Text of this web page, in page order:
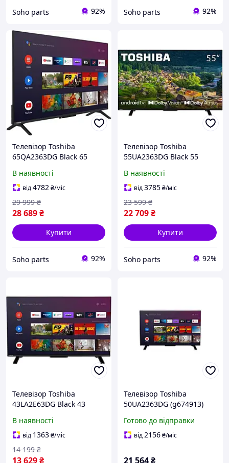
Soho parts 92% Soho parts 92%
Телевізор Toshiba
65QA2363DG Black 65
В наявності
від4782₴/міс
28 689₴
29 999 ₴
Купити
Soho parts 92%
Телевізор Toshiba
55UA2363DG Black 55
В наявності
від3785₴/міс
22 709₴
23 599 ₴
Купити
Soho parts 92%
Телевізор Toshiba
43LA2E63DG Black 43
В наявності
від 1363₴/міс
13 629₴
14 199 ₴
Телевізор Toshiba
50UA2363DG (g674913)
Готово до відправки
від2156₴/міс
21 564₴